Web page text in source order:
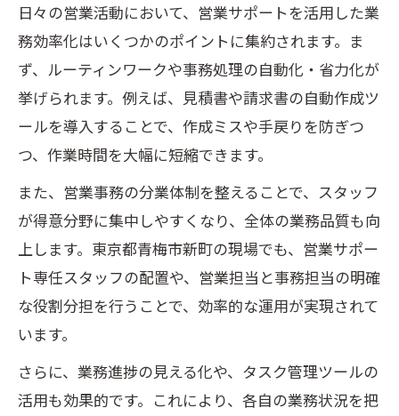
用法
営業サポート視点の自動化選定ポイント
業務負担軽減を目指す営業サポートの役割
営業サポートで日々の業務負担を軽減す
る方法
の要点
営業サポート導入で実感できる負担削減
効果
営業サポートによる残業削減と働き方改
略
日々の営業活動において、営業サポートを活用した業
務効率化はいくつかのポイントに集約されます。ま
ず、ルーティンワークや事務処理の自動化・省力化が
挙げられます。例えば、見積書や請求書の自動作成ツ
ールを導入することで、作成ミスや手戻りを防ぎつ
つ、作業時間を大幅に短縮できます。
また、営業事務の分業体制を整えることで、スタッフ
が得意分野に集中しやすくなり、全体の業務品質も向
上します。東京都青梅市新町の現場でも、営業サポー
ト専任スタッフの配置や、営業担当と事務担当の明確
な役割分担を行うことで、効率的な運用が実現されて
います。
さらに、業務進捗の見える化や、タスク管理ツールの
活用も効果的です。これにより、各自の業務状況を把